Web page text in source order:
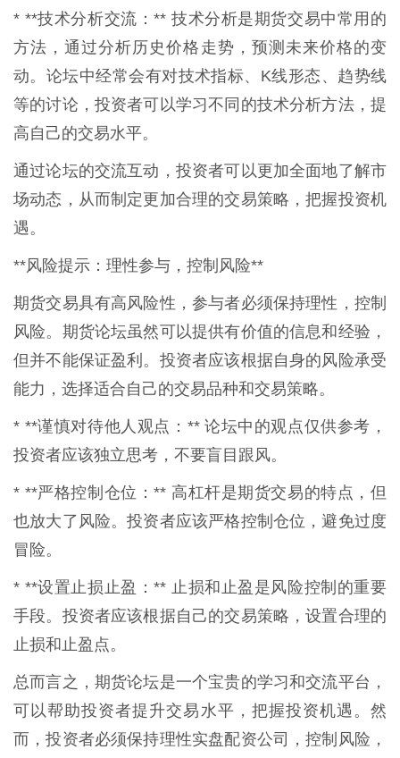
* **技术分析交流：** 技术分析是期货交易中常用的
方法，通过分析历史价格走势，预测未来价格的变
动。论坛中经常会有对技术指标、K线形态、趋势线
等的讨论，投资者可以学习不同的技术分析方法，提
高自己的交易水平。
通过论坛的交流互动，投资者可以更加全面地了解市
场动态，从而制定更加合理的交易策略，把握投资机
遇。
**风险提示：理性参与，控制风险**
期货交易具有高风险性，参与者必须保持理性，控制
风险。期货论坛虽然可以提供有价值的信息和经验，
但并不能保证盈利。投资者应该根据自身的风险承受
能力，选择适合自己的交易品种和交易策略。
* **谨慎对待他人观点：** 论坛中的观点仅供参考，
投资者应该独立思考，不要盲目跟风。
* **严格控制仓位：** 高杠杆是期货交易的特点，但
也放大了风险。投资者应该严格控制仓位，避免过度
冒险。
* **设置止损止盈：** 止损和止盈是风险控制的重要
手段。投资者应该根据自己的交易策略，设置合理的
止损和止盈点。
总而言之，期货论坛是一个宝贵的学习和交流平台，
可以帮助投资者提升交易水平，把握投资机遇。然
而，投资者必须保持理性实盘配资公司，控制风险，